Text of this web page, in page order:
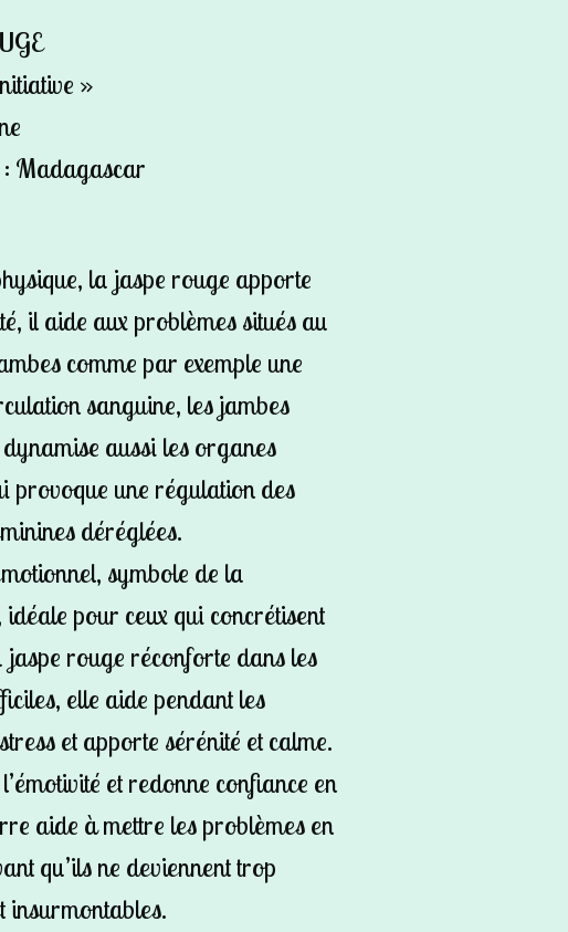
»
Madagascar
la jaspe rouge apporte
il aide aux problèmes situés au
comme par exemple une
sanguine, les jambes
aussi les organes
provoque une régulation des
déréglées.
symbole de la
pour ceux qui concrétisent
rouge réconforte dans les
elle aide pendant les
et apporte sérénité et calme.
et redonne confiance en
aide à mettre les problèmes en
qu’ils ne deviennent trop
insurmontables.